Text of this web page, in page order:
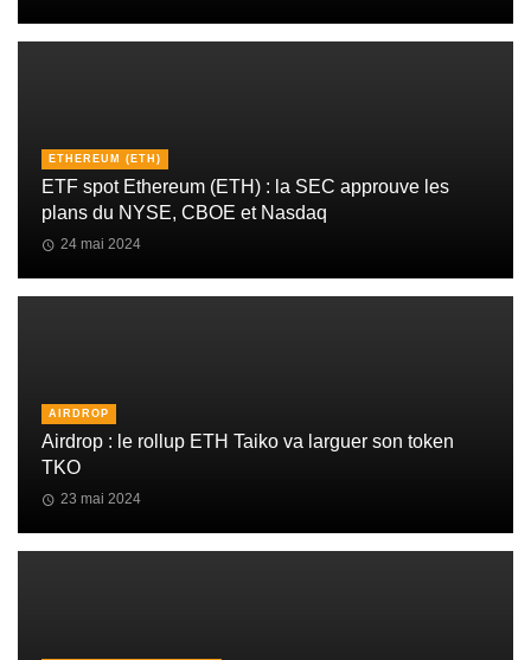
ETHEREUM (ETH)
ETF spot Ethereum (ETH) : la SEC approuve les
plans du NYSE, CBOE et Nasdaq
24 mai 2024
AIRDROP
Airdrop : le rollup ETH Taiko va larguer son token
TKO
23 mai 2024